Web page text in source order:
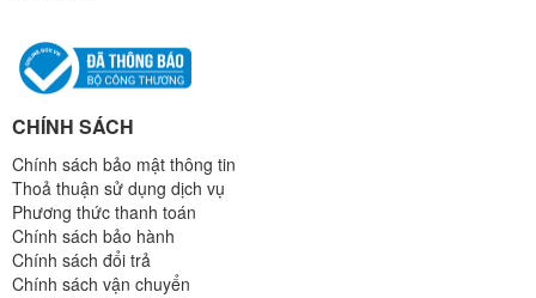
CHÍNH SÁCH
Chính sách bảo mật thông tin
Thoả thuận sử dụng dịch vụ
Phương thức thanh toán
Chính sách bảo hành
Chính sách đổi trả
Chính sách vận chuyển